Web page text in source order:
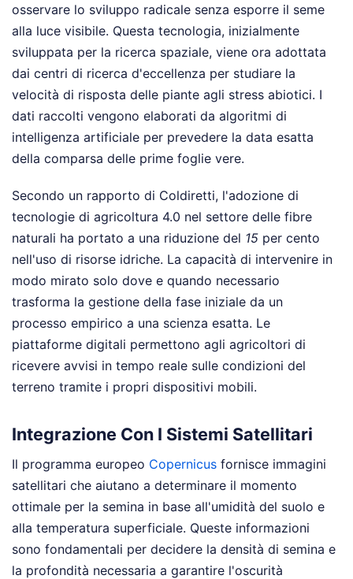
osservare lo sviluppo radicale senza esporre il seme
alla luce visibile. Questa tecnologia, inizialmente
sviluppata per la ricerca spaziale, viene ora adottata
dai centri di ricerca d'eccellenza per studiare la
velocità di risposta delle piante agli stress abiotici. I
dati raccolti vengono elaborati da algoritmi di
intelligenza artificiale per prevedere la data esatta
della comparsa delle prime foglie vere.
Secondo un rapporto di Coldiretti, l'adozione di
tecnologie di agricoltura 4.0 nel settore delle fibre
naturali ha portato a una riduzione del 15 per cento
nell'uso di risorse idriche. La capacità di intervenire in
modo mirato solo dove e quando necessario
trasforma la gestione della fase iniziale da un
processo empirico a una scienza esatta. Le
piattaforme digitali permettono agli agricoltori di
ricevere avvisi in tempo reale sulle condizioni del
terreno tramite i propri dispositivi mobili.
Integrazione Con I Sistemi Satellitari
Il programma europeo Copernicus fornisce immagini
satellitari che aiutano a determinare il momento
ottimale per la semina in base all'umidità del suolo e
alla temperatura superficiale. Queste informazioni
sono fondamentali per decidere la densità di semina e
la profondità necessaria a garantire l'oscurità